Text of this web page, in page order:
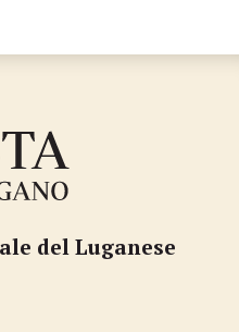
del Luganese